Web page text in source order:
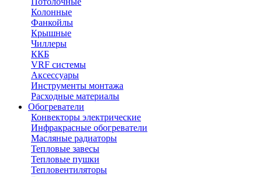
Колонные
Фанкойлы
Крышные
Чиллеры
ККБ
VRF системы
Аксессуары
Инструменты монтажа
Расходные материалы
Обогреватели
Конвекторы электрические
Инфракрасные обогреватели
Масляные радиаторы
Тепловые завесы
Тепловые пушки
Тепловентиляторы